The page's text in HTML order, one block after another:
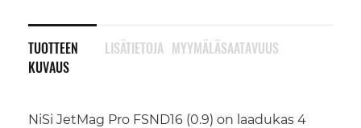
TUOTTEEN
KUVAUS
NiSi JetMag Pro FSND16 (0.9) on laadukas 4
LISÄTIETOJA MYYMÄLÄSAATAVUUS